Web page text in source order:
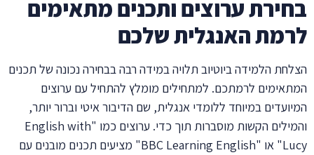
בחירת ערוצים ותכנים מתאימים
לרמת האנגלית שלכם
הצלחת הלמידה ביוטיוב תלויה במידה רבה בבחירה נכונה של תכנים
המתאימים לרמתכם. למתחילים מומלץ להתחיל עם ערוצים
המיועדים במיוחד ללומדי אנגלית, שם הדיבור איטי וברור יותר,
והמילים הקשות מוסברות תוך כדי. ערוצים כמו "English with
Lucy" או "BBC Learning English" מציעים תכנים מובנים עם